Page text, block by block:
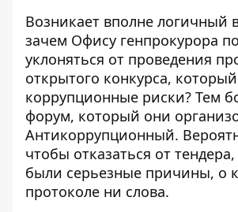
Возникает вполне логичный
зачем Офису генпрокурора
уклоняться от проведения
открытого конкурса,
коррупционные риски? Тем
форум, который они
Антикоррупционный.
чтобы отказаться от
были серьезные причины, о
протоколе ни слова.